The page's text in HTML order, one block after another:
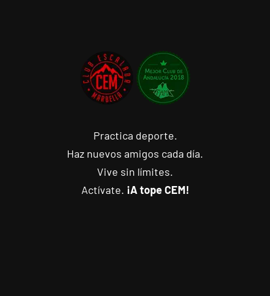
Practica deporte.
Haz nuevos amigos cada día.
Vive sin límites.
Actívate. ¡A tope CEM!